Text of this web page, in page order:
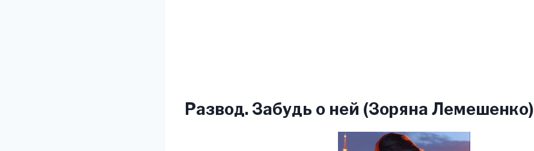
Развод. Забудь о ней (Зоряна Лемешенко)